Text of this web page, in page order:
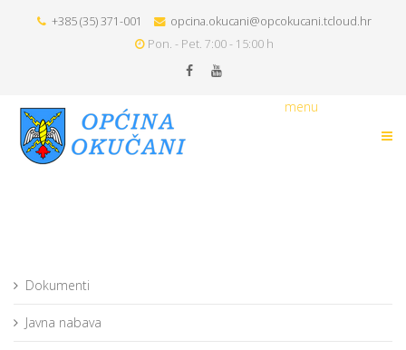
+385 (35) 371-001
opcina.okucani@opcokucani.tcloud.hr
Pon. - Pet. 7:00 - 15:00 h
menu
Dokumenti
Javna nabava